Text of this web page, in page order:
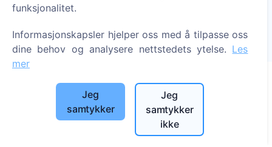
1393
Informasjon
funksjonalitet.
Informasjonskapsler hjelper oss med å tilpasse oss
dine behov og analysere nettstedets ytelse. Les
mer
Jeg
samtykker
Jeg
samtykker
ikke